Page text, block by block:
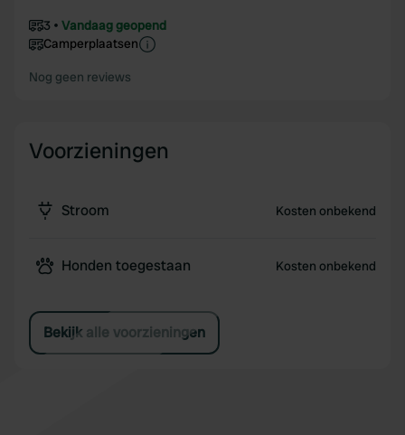
3
Vandaag geopend
Camperplaatsen
Nog geen reviews
Voorzieningen
Stroom Kosten onbekend
Honden toegestaan Kosten onbekend
Bekijk alle voorzieningen